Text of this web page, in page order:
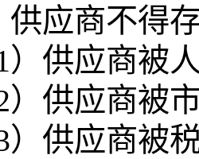
供应商不得
）供应商被
）供应商被
）供应商被